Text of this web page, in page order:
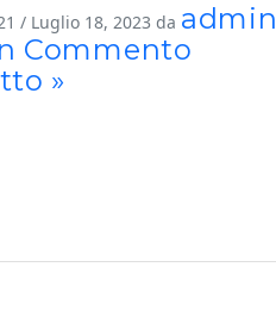
/ Luglio 18, 2023 da admin
Commento
»